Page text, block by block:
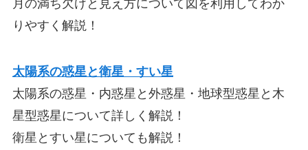
月の満ち欠けと見え方について図を利用してわか
りやすく解説！
太陽系の惑星と衛星・すい星
太陽系の惑星・内惑星と外惑星・地球型惑星と木
星型惑星について詳しく解説！
衛星とすい星についても解説！